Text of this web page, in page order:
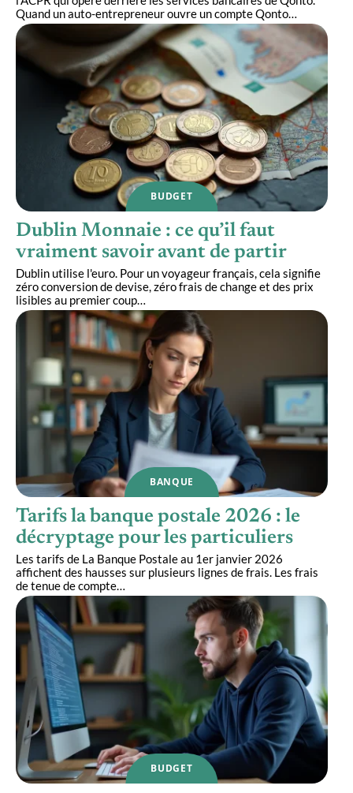
Quand un auto-entrepreneur ouvre un compte Qonto…
BUDGET
Dublin Monnaie : ce qu’il faut
vraiment savoir avant de partir
Dublin utilise l'euro. Pour un voyageur français, cela signifie
zéro conversion de devise, zéro frais de change et des prix
lisibles au premier coup…
BANQUE
Tarifs la banque postale 2026 : le
décryptage pour les particuliers
Les tarifs de La Banque Postale au 1er janvier 2026
affichent des hausses sur plusieurs lignes de frais. Les frais
de tenue de compte…
BUDGET